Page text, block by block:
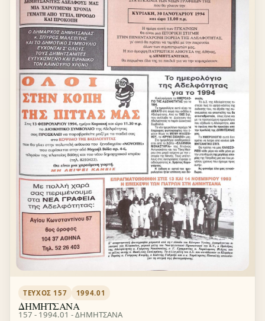
ΤΕΎΧΟΣ 157 1994.01
ΔΗΜΗΤΣΑΝΑ
157 - 1994.01 - ΔΗΜΗΤΣΑΝΑ